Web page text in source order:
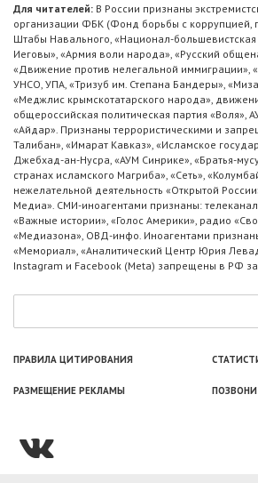
Для читателей: В России признаны
организации ФБК (Фонд борьбы с коррупцией,
Штабы Навального, «Национал-большевистская
Иеговы», «Армия воли народа», «Русский
«Движение против нелегальной иммиграции»,
УНСО, УПА, «Тризуб им. Степана Бандеры»,
«Меджлис крымскотатарского народа»,
общероссийская политическая партия «Воля»,
«Айдар». Признаны террористическими и
Талибан», «Имарат Кавказ», «Исламское
Джебхад-ан-Нусра, «АУМ Синрике», «Братья-
странах исламского Магриба», «Сеть»,
нежелательной деятельность «Открытой
Медиа». СМИ-иноагентами признаны:
«Важные истории», «Голос Америки», радио
«Медиазона», ОВД-инфо. Иноагентами
«Мемориал», «Аналитический Центр Юрия
Instagram и Facebook (Metа) запрещены в РФ за
ПРАВИЛА ЦИТИРОВАНИЯ
РАЗМЕЩЕНИЕ РЕКЛАМЫ